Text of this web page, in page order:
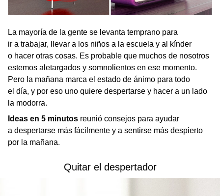
La mayoría de la gente se levanta temprano para
ir a trabajar, llevar a los niños a la escuela y al kínder
o hacer otras cosas. Es probable que muchos de nosotros
estemos aletargados y somnolientos en ese momento.
Pero la mañana marca el estado de ánimo para todo
el día, y por eso uno quiere despertarse y hacer a un lado
la modorra.
Ideas en 5 minutos reunió consejos para ayudar
a despertarse más fácilmente y a sentirse más despierto
por la mañana.
Quitar el despertador